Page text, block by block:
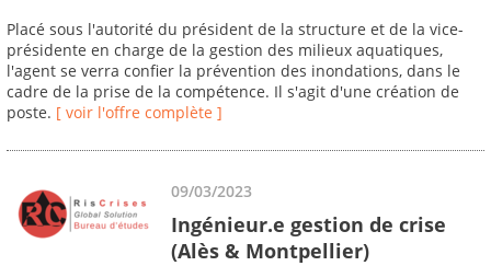
Placé sous l'autorité du président de la structure et de la vice-
présidente en charge de la gestion des milieux aquatiques,
l'agent se verra confier la prévention des inondations, dans le
cadre de la prise de la compétence. Il s'agit d'une création de
poste. [ voir l'offre complète ]
09/03/2023
Ingénieur.e gestion de crise
(Alès & Montpellier)